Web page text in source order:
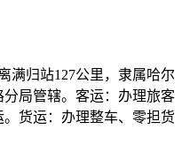
满归站127公里，隶属哈尔
局管辖。客运：办理旅客
货运：办理整车、零担货